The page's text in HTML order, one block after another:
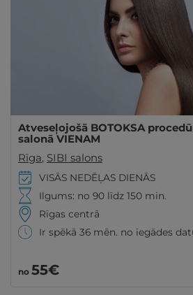
Atveseļojošā BOTOKSA
salonā VIENAM
Rīga, SIBI salons
VISĀS NEDĒĻAS DIENĀS
Ilgums: no 90 līdz 150 min.
Rīgas centrā
Ir spēkā 36 mēn. no iegādes
no 55€